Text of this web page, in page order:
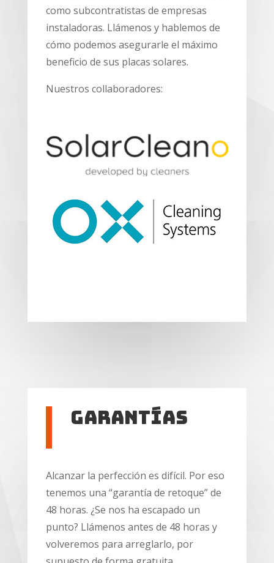
como subcontratistas de empresas
instaladoras. Llámenos y hablemos de
cómo podemos asegurarle el máximo
beneficio de sus placas solares.
Nuestros collaboradores:
Garantías
Alcanzar la perfección es difícil. Por eso
tenemos una “garantía de retoque” de
48 horas. ¿Se nos ha escapado un
punto? Llámenos antes de 48 horas y
volveremos para arreglarlo, por